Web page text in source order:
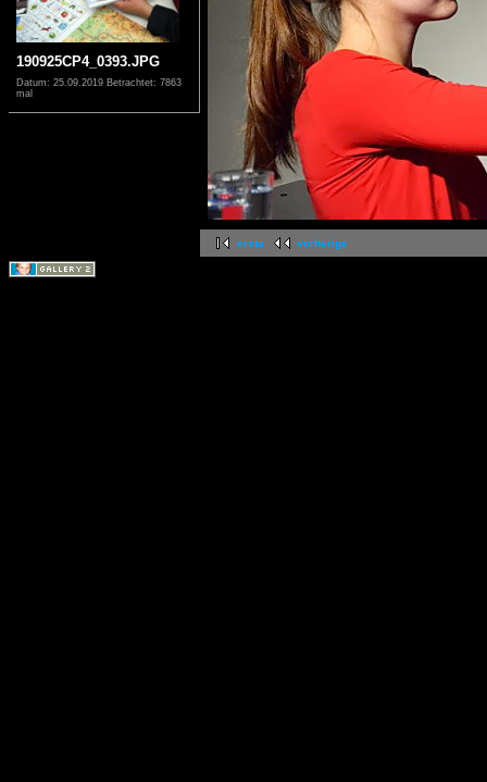
190925CP4_0393.JPG
Datum: 25.09.2019 Betrachtet: 7863
mal
erste vorherige